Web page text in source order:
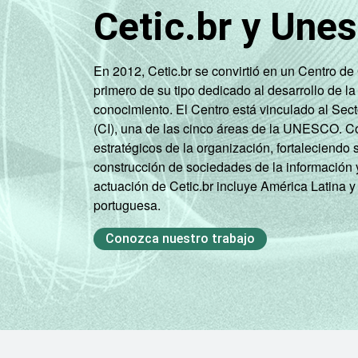
científicas e técnicas,
atividades
administrativas e
serviços
Artes, cultura, esporte
recreação, outras
atividades de serviços
Fonte: CGI.br/NIC.br, Centro Regional
tecnologias de Informação e
Cetic.br y
En 2012, Cetic.br se convirtió en un Centro
primero de su tipo dedicado al desarrollo de
conocimiento. El Centro está vinculado al
(CI), una de las cinco áreas de la UNESCO.
estratégicos de la organización, fortaleciendo
construcción de sociedades de la
actuación de Cetic.br incluye América Latina
portuguesa.
Conozca nuestro trabajo